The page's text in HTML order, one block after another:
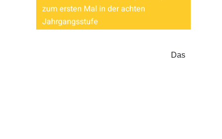
zum ersten Mal in der achten
Jahrgangsstufe
Das